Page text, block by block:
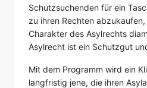
Schutzsuchenden für ein
zu ihren Rechten
Charakter des Asylrechts
Asylrecht ist ein Schutzgut
Mit dem Programm wird ein
langfristig jene, die ihren